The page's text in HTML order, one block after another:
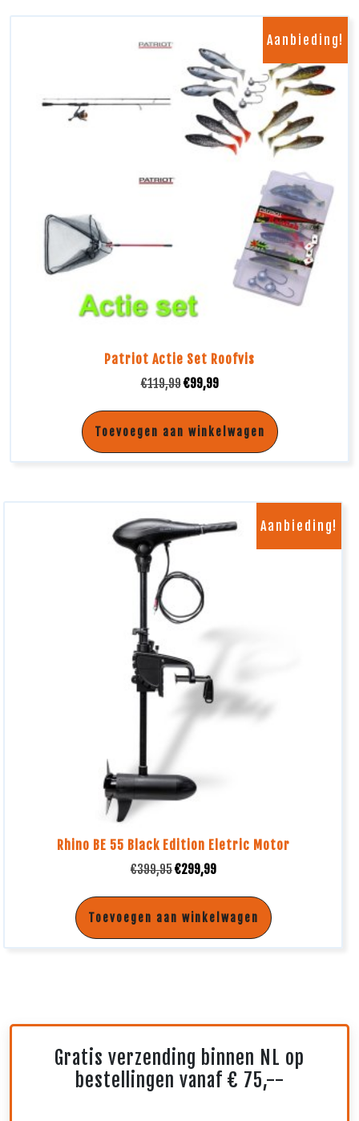
Aanbieding!
Patriot Actie Set Roofvis
€119,99€99,99
Toevoegen aan winkelwagen
Aanbieding!
Rhino BE 55 Black Edition Eletric Motor
€399,95€299,99
Toevoegen aan winkelwagen
Gratis verzending binnen NL op
bestellingen vanaf € 75,--